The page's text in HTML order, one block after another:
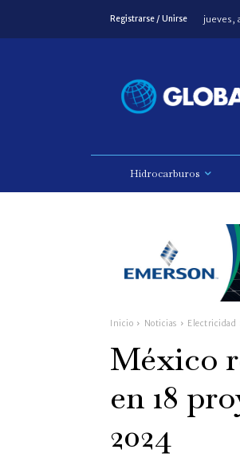
Registrarse / Unirse jueves,
Hidrocarburos
Inicio Noticias Electricidad
México
en 18
2024